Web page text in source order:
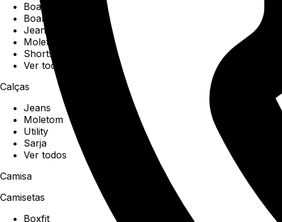
Boardshorts
Boardwalk
Jeans
Moletom
Shorts
Ver todos
Calças
Jeans
Moletom
Utility
Sarja
Ver todos
Camisa
Camisetas
Boxfit